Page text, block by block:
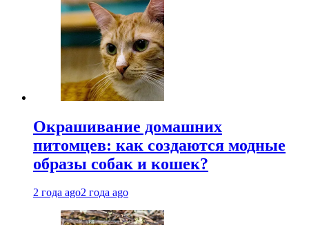
Окрашивание домашних
питомцев: как создаются модные
образы собак и кошек?
2 года ago2 года ago